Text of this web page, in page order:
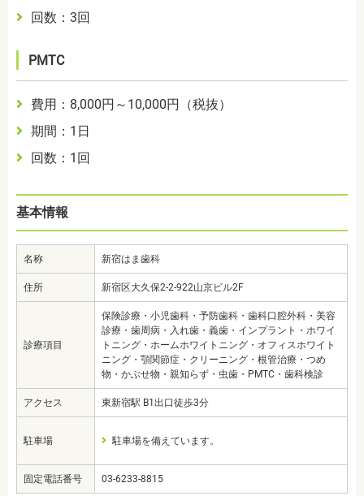
回数：3回
PMTC
費用： 8,000円～10,000円（税抜）
期間：1 日
回数：1 回
基本情報
名称 新宿はま歯科
住所 新宿区大久保2-2-922山京ビル2F
診療項目
保険診療・小児歯科・予防歯科・歯科口腔外科・美容
診療・歯周病・入れ歯・義歯・インプラント・ホワイ
トニング・ホームホワイトニング・オフィスホワイト
ニング・顎関節症・クリーニング・根管治療・つめ
物・かぶせ物・親知らず・虫歯・PMTC・歯科検診
アクセス 東新宿駅 B1出口徒歩3分
駐車場 駐車場を備えています。
固定電話番号 03-6233-8815